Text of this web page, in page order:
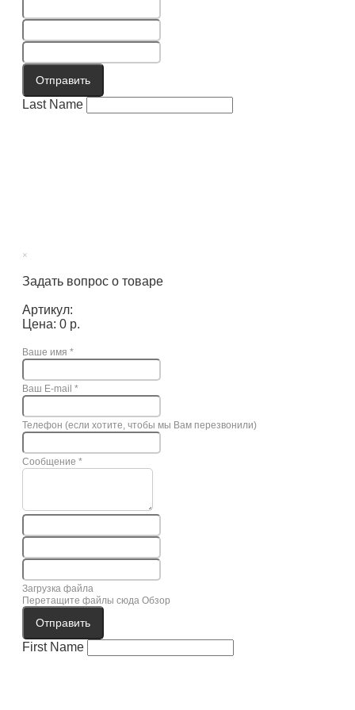
Отправить
Last Name
×
Задать вопрос о товаре
Артикул:
Цена: 0 р.
Ваше имя *
Ваш E-mail *
Телефон (если хотите, чтобы мы Вам перезвонили)
Сообщение *
Загрузка файла
Перетащите файлы сюда Обзор
Отправить
First Name